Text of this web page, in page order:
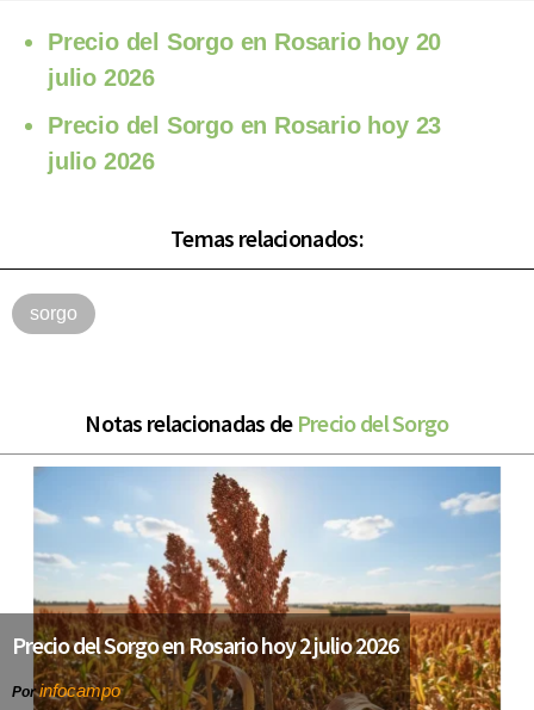
Precio del Sorgo en Rosario hoy 20
julio 2026
Precio del Sorgo en Rosario hoy 23
julio 2026
Temas relacionados:
sorgo
Notas relacionadas de Precio del Sorgo
Precio del Sorgo en Rosario hoy 2 julio 2026
Porinfocampo